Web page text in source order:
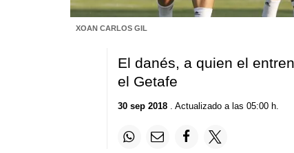
XOAN CARLOS GIL
El danés, a quien el
el Getafe
30 sep 2018. Actualizado a las 05:00 h.